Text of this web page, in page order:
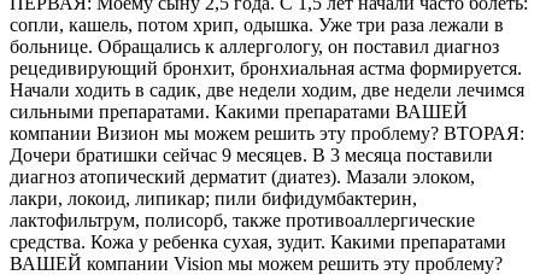
сопли, кашель, потом хрип, одышка. Уже три раза лежали в
больнице. Обращались к аллергологу, он поставил диагноз
рецедивирующий бронхит, бронхиальная астма формируется.
Начали ходить в садик, две недели ходим, две недели лечимся
сильными препаратами. Какими препаратами ВАШЕЙ
компании Визион мы можем решить эту проблему? ВТОРАЯ:
Дочери братишки сейчас 9 месяцев. В 3 месяца поставили
диагноз атопический дерматит (диатез). Мазали элоком,
лакри, локоид, липикар; пили бифидумбактерин,
лактофильтрум, полисорб, также противоаллергические
средства. Кожа у ребенка сухая, зудит. Какими препаратами
ВАШЕЙ компании Vision мы можем решить эту проблему?